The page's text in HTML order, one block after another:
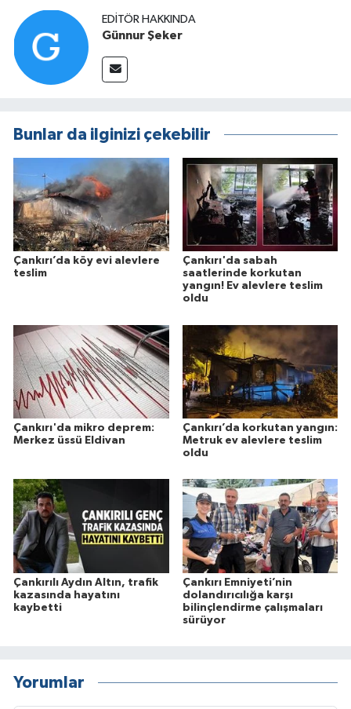
EDITÖR HAKKINDA
Günnur Şeker
Bunlar da ilginizi çekebilir
Çankırı’da köy evi alevlere
teslim
Çankırı'da sabah
saatlerinde korkutan
yangın! Ev alevlere teslim
oldu
Çankırı'da mikro deprem:
Merkez üssü Eldivan
Çankırı’da korkutan yangın:
Metruk ev alevlere teslim
oldu
Çankırılı Aydın Altın, trafik
kazasında hayatını
kaybetti
Çankırı Emniyeti’nin
dolandırıcılığa karşı
bilinçlendirme çalışmaları
sürüyor
Yorumlar